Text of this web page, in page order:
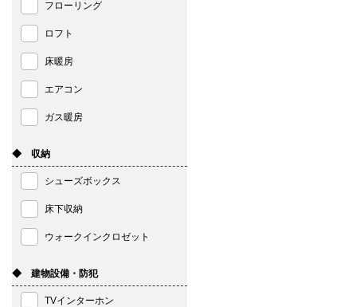
フローリング
ロフト
床暖房
エアコン
ガス暖房
◆ 収納
シューズボックス
床下収納
ウォークインクロゼット
◆ 建物設備・防犯
TVインターホン